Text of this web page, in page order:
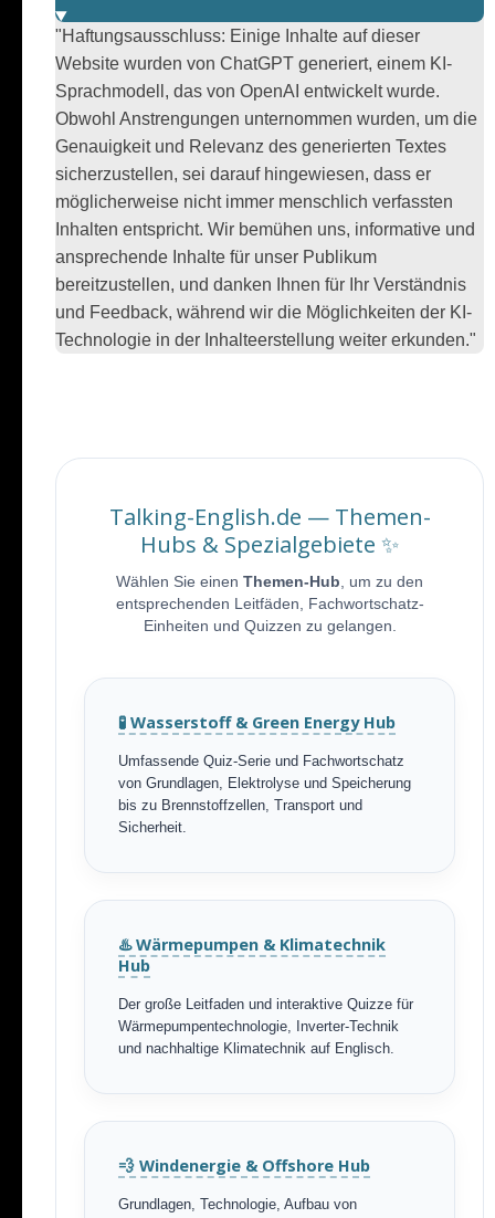
"Haftungsausschluss: Einige Inhalte auf dieser
Website wurden von ChatGPT generiert, einem KI-
Sprachmodell, das von OpenAI entwickelt wurde.
Obwohl Anstrengungen unternommen wurden, um die
Genauigkeit und Relevanz des generierten Textes
sicherzustellen, sei darauf hingewiesen, dass er
möglicherweise nicht immer menschlich verfassten
Inhalten entspricht. Wir bemühen uns, informative und
ansprechende Inhalte für unser Publikum
bereitzustellen, und danken Ihnen für Ihr Verständnis
und Feedback, während wir die Möglichkeiten der KI-
Technologie in der Inhalteerstellung weiter erkunden."
Talking-English.de — Themen-
Hubs & Spezialgebiete ✨
Wählen Sie einen Themen-Hub, um zu den
entsprechenden Leitfäden, Fachwortschatz-
Einheiten und Quizzen zu gelangen.
🧪 Wasserstoff & Green Energy Hub
Umfassende Quiz-Serie und Fachwortschatz
von Grundlagen, Elektrolyse und Speicherung
bis zu Brennstoffzellen, Transport und
Sicherheit.
♨️ Wärmepumpen & Klimatechnik
Hub
Der große Leitfaden und interaktive Quizze für
Wärmepumpentechnologie, Inverter-Technik
und nachhaltige Klimatechnik auf Englisch.
💨 Windenergie & Offshore Hub
Grundlagen, Technologie, Aufbau von